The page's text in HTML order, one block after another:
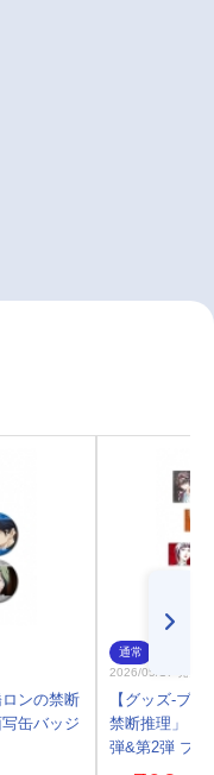
ロンの禁断
缶バッジ
通常
2026/05/17 発売
【グッズ-ブ
禁断推理」 ト
弾&第2弾 ブロ